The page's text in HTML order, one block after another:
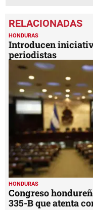
HONDURAS
Introducen
periodistas
HONDURAS
Congreso
335-B que atenta